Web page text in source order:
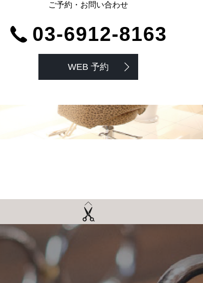
ご予約・お問い合わせ
03-6912-8163
WEB 予約